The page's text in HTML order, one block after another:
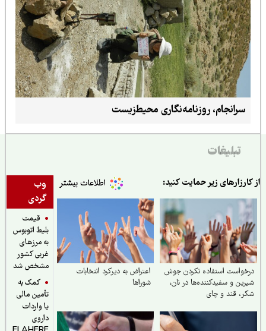
سرانجام، روزنامه‌نگاری محیط‌زیست
تبلیغات
وب
گردی
قیمت
بلیط اتوبوس
به مرزهای
غربی کشور
مشخص شد
کمک به
تأمین مالی
یا واردات
داروی
زیر حمایت کنید:
استفاده نکردن جوش
و سفیدکننده‌ها در نان،
قند و چای
اعتراض به دیرکرد انتخابات
شوراها